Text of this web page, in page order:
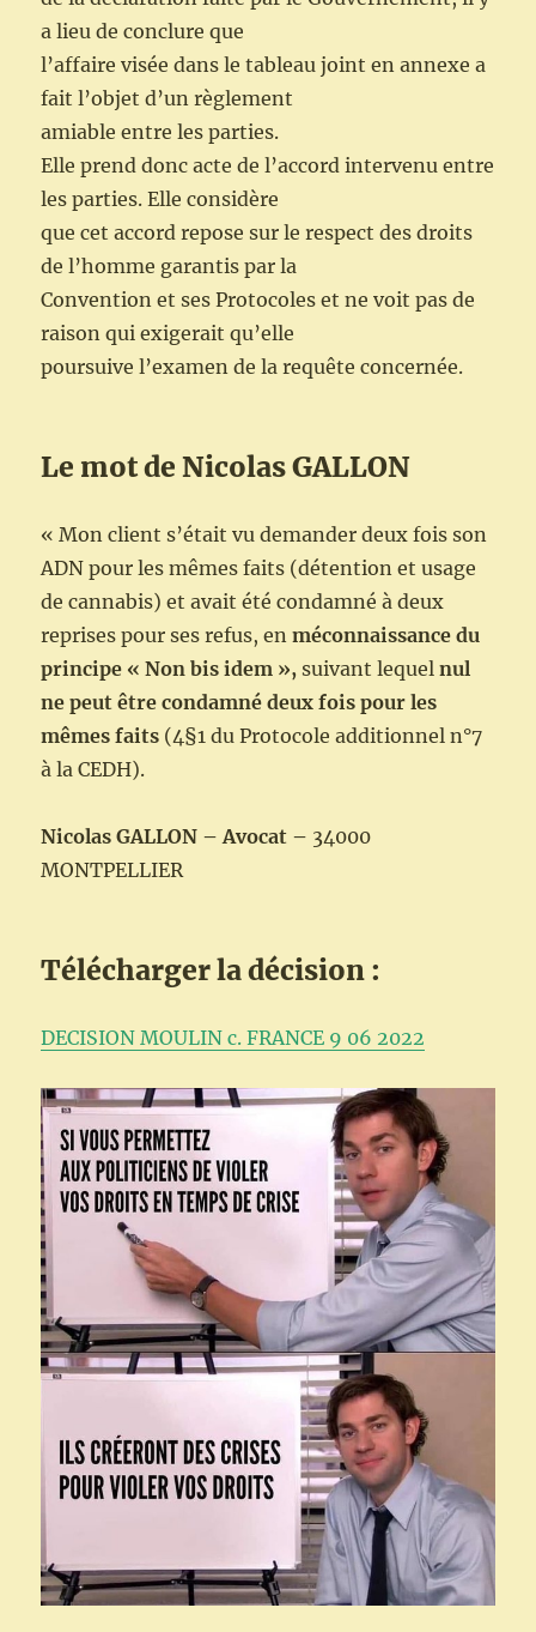
a lieu de conclure que
l’affaire visée dans le tableau joint en annexe a
fait l’objet d’un règlement
amiable entre les parties.
Elle prend donc acte de l’accord intervenu entre
les parties. Elle considère
que cet accord repose sur le respect des droits
de l’homme garantis par la
Convention et ses Protocoles et ne voit pas de
raison qui exigerait qu’elle
poursuive l’examen de la requête concernée.
Le mot de Nicolas GALLON
« Mon client s’était vu demander deux fois son
ADN pour les mêmes faits (détention et usage
de cannabis) et avait été condamné à deux
reprises pour ses refus, enméconnaissance du
principe « Non bis idem », suivant lequelnul
ne peut être condamné deux fois pour les
mêmes faits (4§1 du Protocole additionnel n°7
à la CEDH).
Nicolas GALLON –Avocat – 34000
MONTPELLIER
Télécharger la décision :
DECISION MOULIN c. FRANCE 9 06 2022